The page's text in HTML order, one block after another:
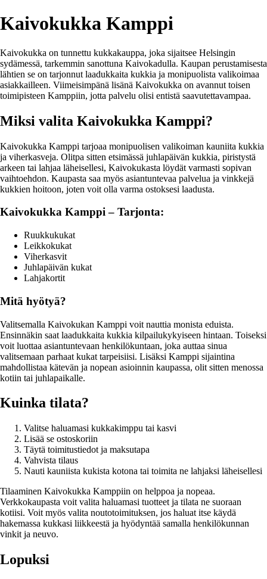
Kaivokukka Kamppi
Kaivokukka on tunnettu kukkakauppa, joka sijaitsee Helsingin
sydämessä, tarkemmin sanottuna Kaivokadulla. Kaupan perustamisesta
lähtien se on tarjonnut laadukkaita kukkia ja monipuolista valikoimaa
asiakkailleen. Viimeisimpänä lisänä Kaivokukka on avannut toisen
toimipisteen Kamppiin, jotta palvelu olisi entistä saavutettavampaa.
Miksi valita Kaivokukka Kamppi?
Kaivokukka Kamppi tarjoaa monipuolisen valikoiman kauniita kukkia
ja viherkasveja. Olitpa sitten etsimässä juhlapäivän kukkia, piristystä
arkeen tai lahjaa läheisellesi, Kaivokukasta löydät varmasti sopivan
vaihtoehdon. Kaupasta saa myös asiantuntevaa palvelua ja vinkkejä
kukkien hoitoon, joten voit olla varma ostoksesi laadusta.
Kaivokukka Kamppi – Tarjonta:
Ruukkukukat
Leikkokukat
Viherkasvit
Juhlapäivän kukat
Lahjakortit
Mitä hyötyä?
Valitsemalla Kaivokukan Kamppi voit nauttia monista eduista.
Ensinnäkin saat laadukkaita kukkia kilpailukykyiseen hintaan. Toiseksi
voit luottaa asiantuntevaan henkilökuntaan, joka auttaa sinua
valitsemaan parhaat kukat tarpeisiisi. Lisäksi Kamppi sijaintina
mahdollistaa kätevän ja nopean asioinnin kaupassa, olit sitten menossa
kotiin tai juhlapaikalle.
Kuinka tilata?
Valitse haluamasi kukkakimppu tai kasvi
Lisää se ostoskoriin
Täytä toimitustiedot ja maksutapa
Vahvista tilaus
Nauti kauniista kukista kotona tai toimita ne lahjaksi läheisellesi
Tilaaminen Kaivokukka Kamppiin on helppoa ja nopeaa.
Verkkokaupasta voit valita haluamasi tuotteet ja tilata ne suoraan
kotiisi. Voit myös valita noutotoimituksen, jos haluat itse käydä
hakemassa kukkasi liikkeestä ja hyödyntää samalla henkilökunnan
vinkit ja neuvo.
Lopuksi